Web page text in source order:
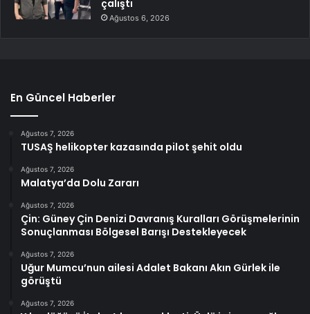
çalıştı
Ağustos 6, 2026
En Güncel Haberler
Ağustos 7, 2026
TUSAŞ helikopter kazasında pilot şehit oldu
Ağustos 7, 2026
Malatya’da Dolu Zararı
Ağustos 7, 2026
Çin: Güney Çin Denizi Davranış Kuralları Görüşmelerinin
Sonuçlanması Bölgesel Barışı Destekleyecek
Ağustos 7, 2026
Uğur Mumcu’nun ailesi Adalet Bakanı Akın Gürlek ile
görüştü
Ağustos 7, 2026